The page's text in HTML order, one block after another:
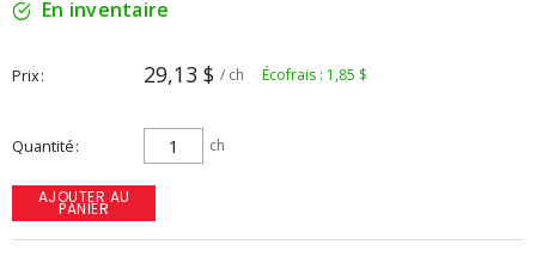
En inventaire
Prix 29,13 $ / ch Écofrais : 1,85 $
Quantité ch
AJOUTER AU
PANIER